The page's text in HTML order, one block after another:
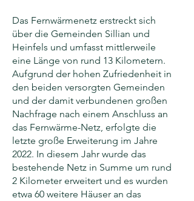
Das Fernwärmenetz erstreckt sich
über die Gemeinden Sillian und
Heinfels und umfasst mittlerweile
eine Länge von rund 13 Kilometern.
Aufgrund der hohen Zufriedenheit in
den beiden versorgten Gemeinden
und der damit verbundenen großen
Nachfrage nach einem Anschluss an
das Fernwärme-Netz, erfolgte die
letzte große Erweiterung im Jahre
2022. In diesem Jahr wurde das
bestehende Netz in Summe um rund
2 Kilometer erweitert und es wurden
etwa 60 weitere Häuser an das